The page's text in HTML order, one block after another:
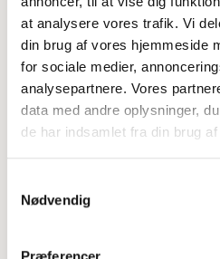
at analysere vores trafik. Vi
din brug af vores hjemmeside
for sociale medier,
analysepartnere. Vores
data med andre oplysninger,
de har indsamlet fra din brug
Nødvendig
Præferencer
Tæpper og
hele oplevelsen
biograf, når dørene åbner til
en del af det visuelle udtryk